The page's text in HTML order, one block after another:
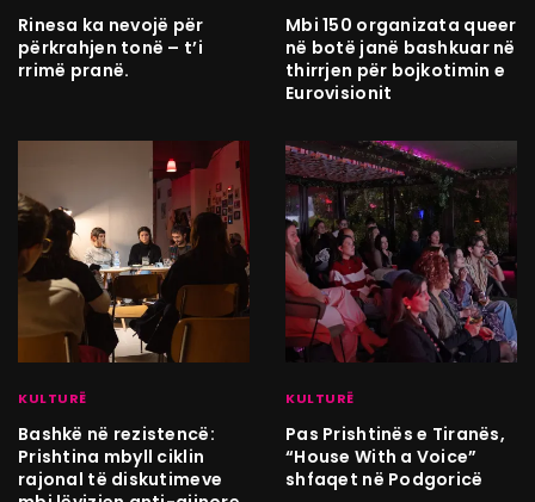
Rinesa ka nevojë për
përkrahjen tonë – t’i
rrimë pranë.
Mbi 150 organizata queer
në botë janë bashkuar në
thirrjen për bojkotimin e
Eurovisionit
KULTURË
Bashkë në rezistencë:
Prishtina mbyll ciklin
rajonal të diskutimeve
KULTURË
Pas Prishtinës e Tiranës,
“House With a Voice”
shfaqet në Podgoricë